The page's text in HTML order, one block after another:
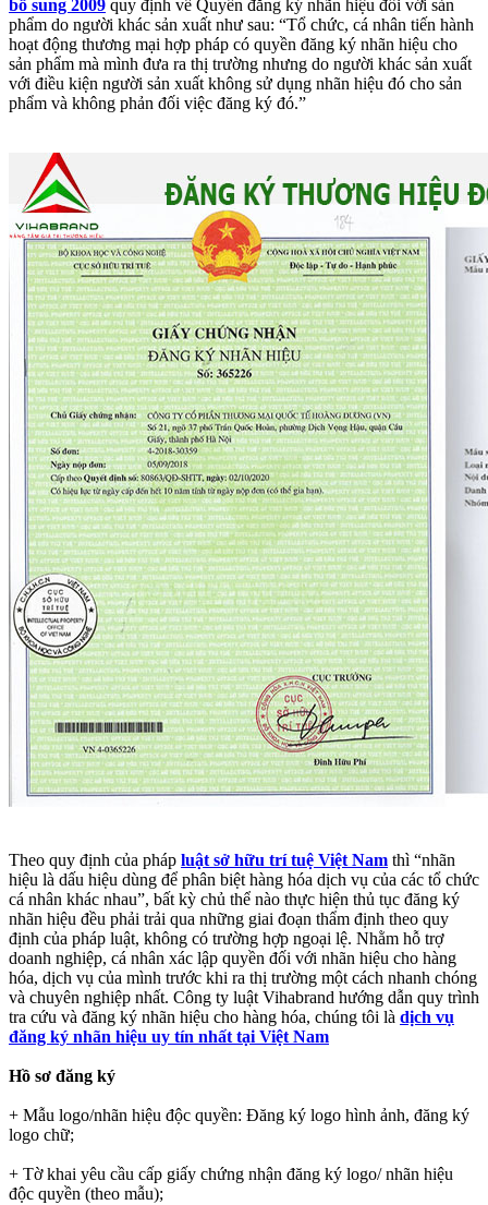
bổ sung 2009 quy định về Quyền đăng ký nhãn hiệu đối với sản
phẩm do người khác sản xuất như sau: “Tổ chức, cá nhân tiến hành
hoạt động thương mại hợp pháp có quyền đăng ký nhãn hiệu cho
sản phẩm mà mình đưa ra thị trường nhưng do người khác sản xuất
với điều kiện người sản xuất không sử dụng nhãn hiệu đó cho sản
phẩm và không phản đối việc đăng ký đó.”
Theo quy định của pháp luật sở hữu trí tuệ Việt Nam thì “nhãn
hiệu là dấu hiệu dùng để phân biệt hàng hóa dịch vụ của các tổ chức
cá nhân khác nhau”, bất kỳ chủ thể nào thực hiện thủ tục đăng ký
nhãn hiệu đều phải trải qua những giai đoạn thẩm định theo quy
định của pháp luật, không có trường hợp ngoại lệ. Nhằm hỗ trợ
doanh nghiệp, cá nhân xác lập quyền đối với nhãn hiệu cho hàng
hóa, dịch vụ của mình trước khi ra thị trường một cách nhanh chóng
và chuyên nghiệp nhất. Công ty luật Vihabrand hướng dẫn quy trình
tra cứu và đăng ký nhãn hiệu cho hàng hóa, chúng tôi là dịch vụ
đăng ký nhãn hiệu uy tín nhất tại Việt Nam
Hồ sơ đăng ký
+ Mẫu logo/nhãn hiệu độc quyền: Đăng ký logo hình ảnh, đăng ký
logo chữ;
+ Tờ khai yêu cầu cấp giấy chứng nhận đăng ký logo/ nhãn hiệu
độc quyền (theo mẫu);